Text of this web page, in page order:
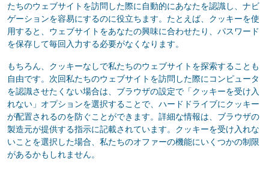
たちのウェブサイトを訪問した際に自動的にあなたを認識し、ナビ
ゲーションを容易にするのに役立ちます。たとえば、クッキーを使
用すると、ウェブサイトをあなたの興味に合わせたり、パスワード
を保存して毎回入力する必要がなくなります。
もちろん、クッキーなしで私たちのウェブサイトを探索することも
自由です。次回私たちのウェブサイトを訪問した際にコンピュータ
を認識させたくない場合は、ブラウザの設定で「クッキーを受け入
れない」オプションを選択することで、ハードドライブにクッキー
が配置されるのを防ぐことができます。詳細な情報は、ブラウザの
製造元が提供する指示に記載されています。クッキーを受け入れな
いことを選択した場合、私たちのオファーの機能にいくつかの制限
があるかもしれません。